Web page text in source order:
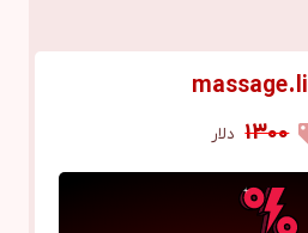
1300 دلار